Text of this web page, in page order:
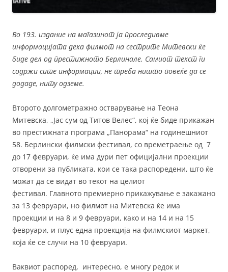
Во 193. издание на магазинот ја проследивме
информацијата дека филмот на сестрите Митевски ќе
биде дел од престижното Берлинале. Самиот текст ги
содржи сите информации, не треба ништо повеќе да се
додаде, ниту одземе.
Второто долгометражно остварување на Теона
Митевска, „Јас сум од Титов Велес“, кој ќе биде прикажан
во престижната програма „Панорама“ на годинешниот
58. Берлински филмски фестивал, со времетраење од 7
до 17 февруари, ќе има дури пет официјални проекции
отворени за публиката, кои се така распоредени, што ќе
можат да се видат во текот на целиот
фестивал. Главното премиерно прикажување е закажано
за 13 февруари, но филмот на Митевска ќе има
проекции и на 8 и 9 февруари, како и на 14 и на 15
февруари, и плус една проекција на филмскиот маркет,
која ќе се случи на 10 февруари.
Ваквиот распоред, интересно, е многу редок и